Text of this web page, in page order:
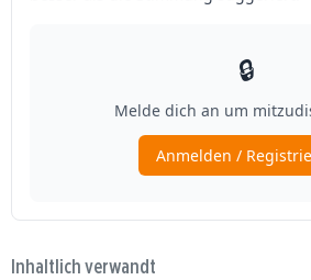
Inhaltlich verwandt